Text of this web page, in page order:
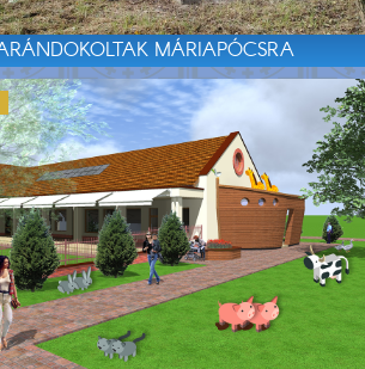
MÁRIAPÓCSRA